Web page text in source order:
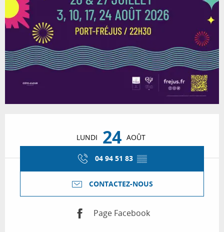
LUNDI 24 AOÛT
04 94 51 83 ▒▒
CONTACTEZ-NOUS
Page Facebook